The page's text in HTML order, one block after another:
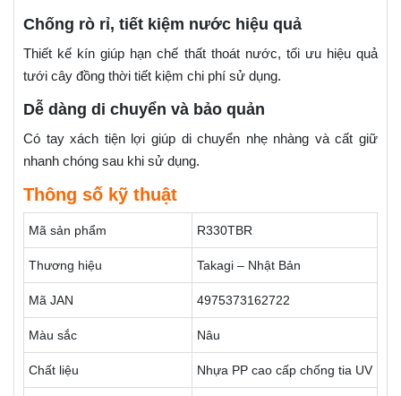
Chống rò rỉ, tiết kiệm nước hiệu quả
Thiết kế kín giúp hạn chế thất thoát nước, tối ưu hiệu quả
tưới cây đồng thời tiết kiệm chi phí sử dụng.
Dễ dàng di chuyển và bảo quản
Có tay xách tiện lợi giúp di chuyển nhẹ nhàng và cất giữ
nhanh chóng sau khi sử dụng.
Thông số kỹ thuật
Mã sản phẩm R330TBR
Thương hiệu Takagi – Nhật Bản
Mã JAN 4975373162722
Màu sắc Nâu
Chất liệu Nhựa PP cao cấp chống tia UV